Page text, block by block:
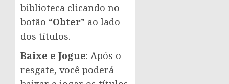
biblioteca clicando no
botão “Obter” ao lado
dos títulos.
Baixe e Jogue: Após o
resgate, você poderá